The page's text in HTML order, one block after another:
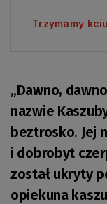
Trzymamy
„Dawno,
nazwie
beztrosko. Jej
i dobrobyt
został ukryty
opiekuna